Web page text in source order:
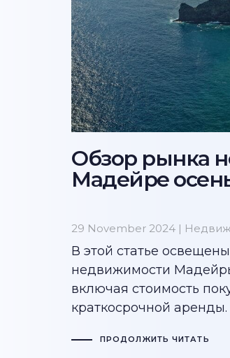
Обзор рынка
Мадейре
29 November 2024 |
В этой статье
недвижимости
включая стоимость
краткосрочной аренды.
ПРОДОЛЖИТЬ ЧИТАТЬ